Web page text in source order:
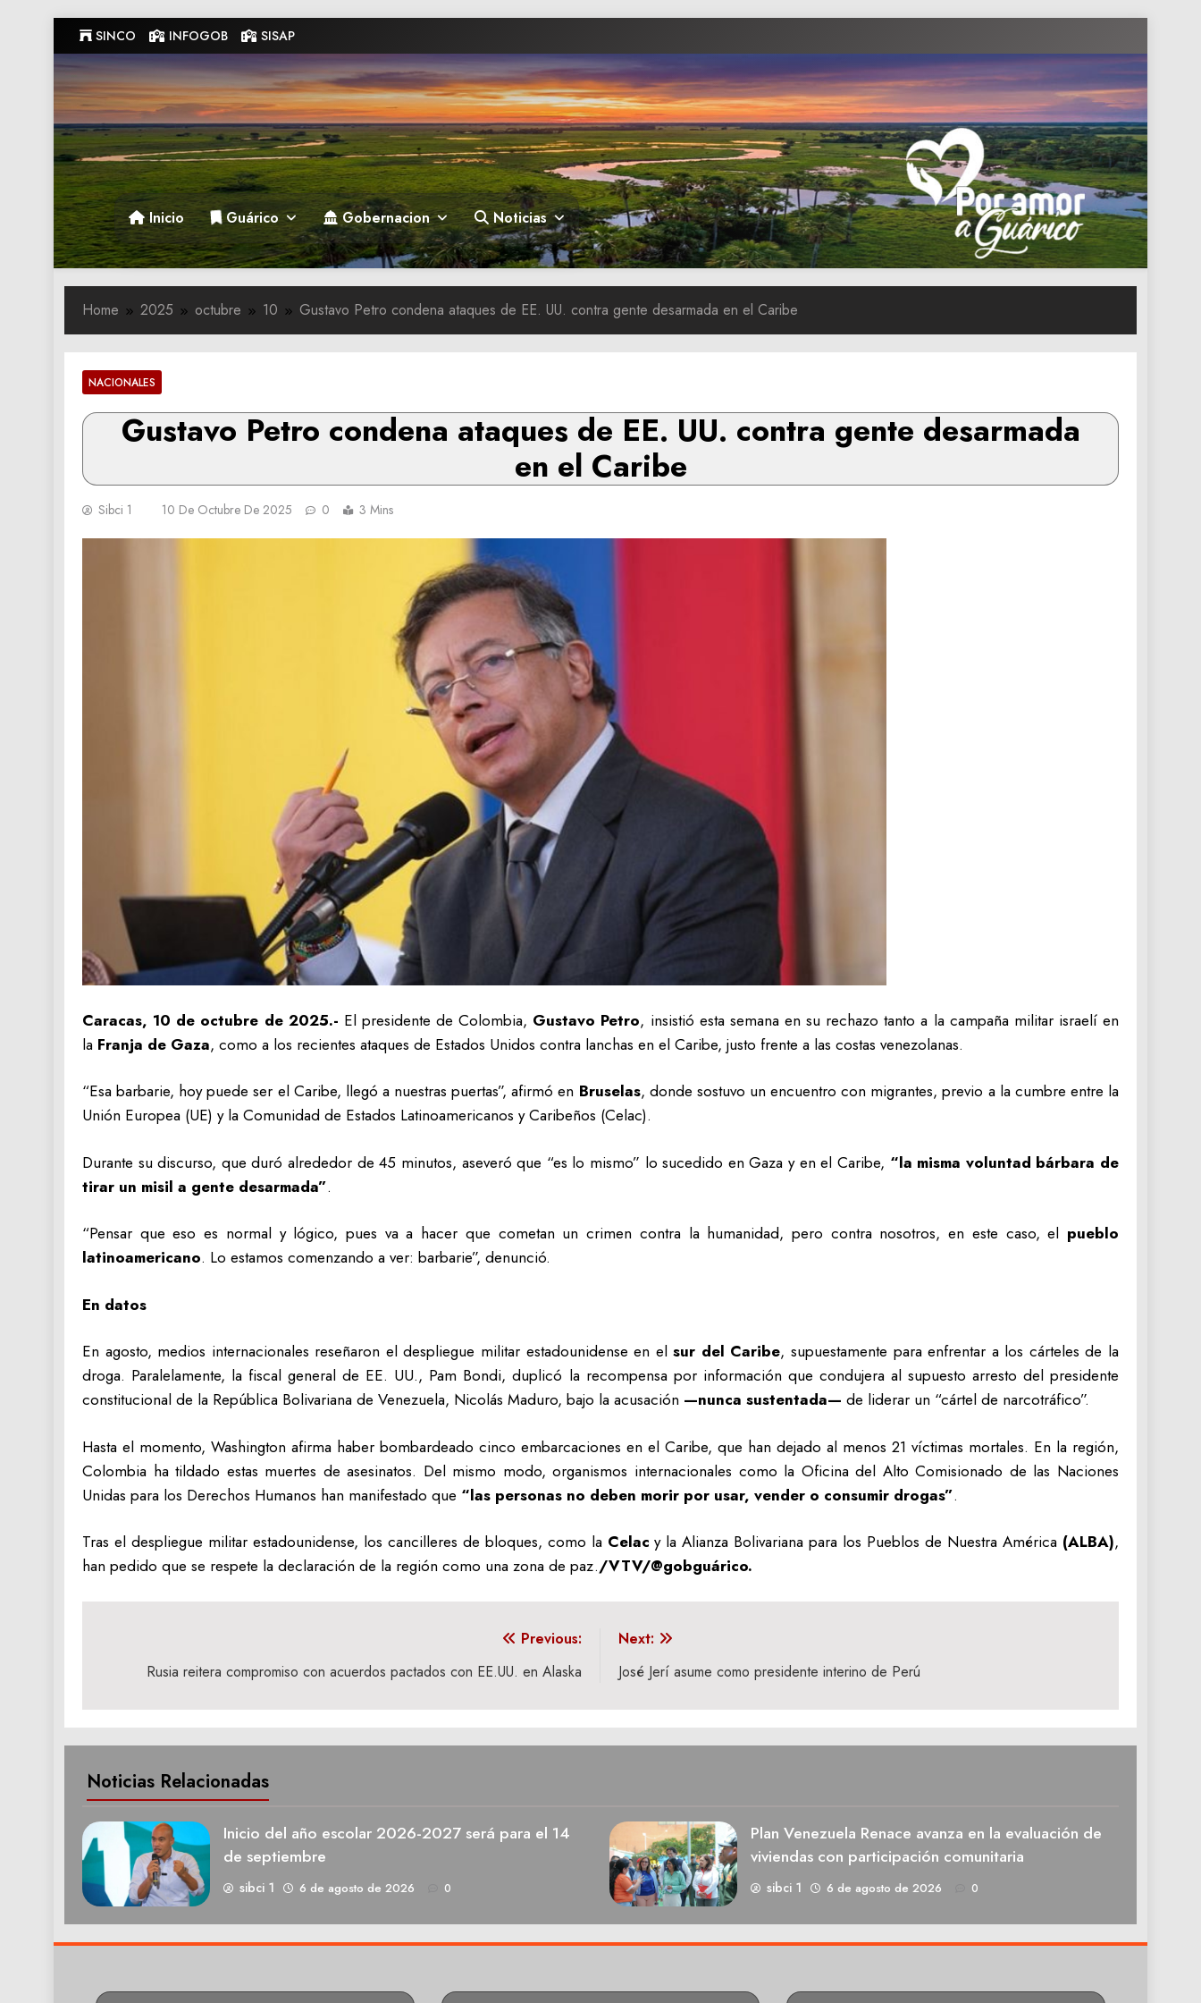
to
content
SINCO INFOGOB SISAP
Gobernacion de Guarico
Gobernacion de Guarico
Inicio Guárico Gobernacion Noticias
Home 2025 octubre 10 Gustavo Petro condena ataques de EE. UU. contra gente desarmada en el Caribe
NACIONALES
Gustavo Petro condena ataques de EE. UU. contra gente desarmada
en el Caribe
Sibci 1 10 De Octubre De 2025 0 3 Mins
Caracas, 10 de octubre de 2025.- El presidente de Colombia, Gustavo Petro, insistió esta semana en su rechazo tanto a la campaña militar israelí en
la Franja de Gaza, como a los recientes ataques de Estados Unidos contra lanchas en el Caribe, justo frente a las costas venezolanas.
“Esa barbarie, hoy puede ser el Caribe, llegó a nuestras puertas”, afirmó en Bruselas, donde sostuvo un encuentro con migrantes, previo a la cumbre entre la
Unión Europea (UE) y la Comunidad de Estados Latinoamericanos y Caribeños (Celac).
Durante su discurso, que duró alrededor de 45 minutos, aseveró que “es lo mismo” lo sucedido en Gaza y en el Caribe, “la misma voluntad bárbara de
tirar un misil a gente desarmada”.
“Pensar que eso es normal y lógico, pues va a hacer que cometan un crimen contra la humanidad, pero contra nosotros, en este caso, el pueblo
latinoamericano. Lo estamos comenzando a ver: barbarie”, denunció.
En datos
En agosto, medios internacionales reseñaron el despliegue militar estadounidense en elsur del Caribe, supuestamente para enfrentar a los cárteles de la
droga. Paralelamente, la fiscal general de EE. UU., Pam Bondi, duplicó la recompensa por información que condujera al supuesto arresto del presidente
constitucional de la República Bolivariana de Venezuela, Nicolás Maduro, bajo la acusación —nunca sustentada— de liderar un “cártel de narcotráfico”.
Hasta el momento, Washington afirma haber bombardeado cinco embarcaciones en el Caribe, que han dejado al menos 21 víctimas mortales. En la región,
Colombia ha tildado estas muertes de asesinatos. Del mismo modo, organismos internacionales como la Oficina del Alto Comisionado de las Naciones
Unidas para los Derechos Humanos han manifestado que “las personas no deben morir por usar, vender o consumir drogas”.
Tras el despliegue militar estadounidense, los cancilleres de bloques, como la Celac y la Alianza Bolivariana para los Pueblos de Nuestra América (ALBA),
han pedido que se respete la declaración de la región como una zona de paz./VTV/@gobguárico.
entradas
Previous:
Rusia reitera compromiso con acuerdos pactados con EE.UU. en Alaska
Next:
José Jerí asume como presidente interino de Perú
Noticias Relacionadas
Inicio del año escolar 2026-2027 será para el 14
de septiembre
sibci 1 6 de agosto de 2026 0
Plan Venezuela Renace avanza en la evaluación de
viviendas con participación comunitaria
sibci 1 6 de agosto de 2026 0